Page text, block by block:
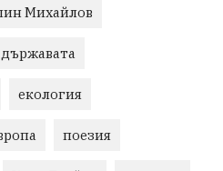
Михайлов
държавата
екология
поезия